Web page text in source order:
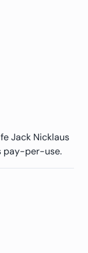
Jack Nicklaus
pay-per-use.